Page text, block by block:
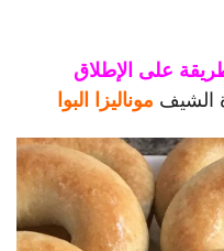
على الإطلاق
الشيف موناليزا البوا